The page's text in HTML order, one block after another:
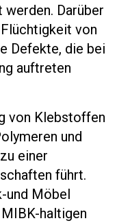
Darüber
von
Defekte, die bei
auftreten
von Klebstoffen
und
einer
führt.
und Möbel
haltigen